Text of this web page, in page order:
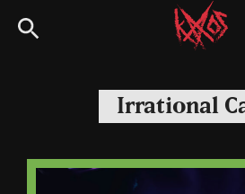
Siirry
suoraan
Kaaoszine
Irrational